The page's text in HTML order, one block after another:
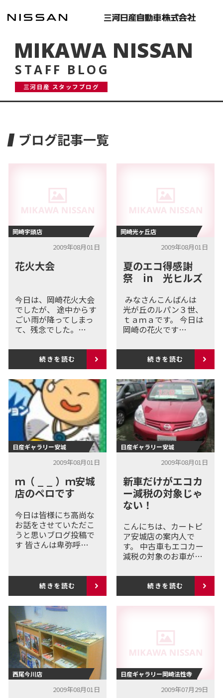
MIKAWA NISSAN
STAFF BLOG
三河日産 スタッフブログ
ブログ記事一覧
岡崎宇頭店
2009年08月01日
花火大会
今日は、岡崎花火大会
でしたが、 途中からす
ごい雨が降ってしまっ
て、残念でした。…
続きを読む
岡崎光ヶ丘店
2009年08月01日
夏のエコ得感謝
祭 in 光ヒルズ
みなさんこんばんは
光が丘のルパン３世、
ｔａｍａです。 今日は
岡崎の花火です…
続きを読む
日産ギャラリー安城
2009年08月01日
ｍ（ _ _ ）ｍ安城
店のペロです
今日は皆様にち高尚な
お話をさせていただこ
うと思いブログ投稿で
す 皆さんは卑弥呼…
続きを読む
日産ギャラリー安城
2009年08月01日
新車だけがエコカ
ー減税の対象じゃ
ない！
こんにちは、カートピ
ア安城店の案内人で
す。 中古車もエコカー
減税の対象のお車が…
続きを読む
西尾今川店
2009年08月01日
日産ギャラリー岡崎法性寺
2009年07月29日